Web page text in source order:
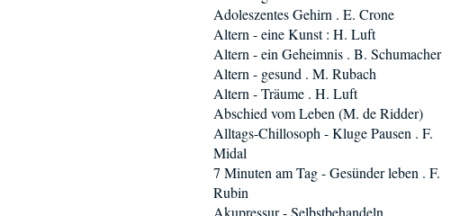
Adoleszentes Gehirn . E. Crone
Altern - eine Kunst : H. Luft
Altern - ein Geheimnis . B. Schumacher
Altern - gesund . M. Rubach
Altern - Träume . H. Luft
Abschied vom Leben (M. de Ridder)
Alltags-Chillosoph - Kluge Pausen . F.
Midal
7 Minuten am Tag - Gesünder leben . F.
Rubin
Akupressur - Selbstbehandeln